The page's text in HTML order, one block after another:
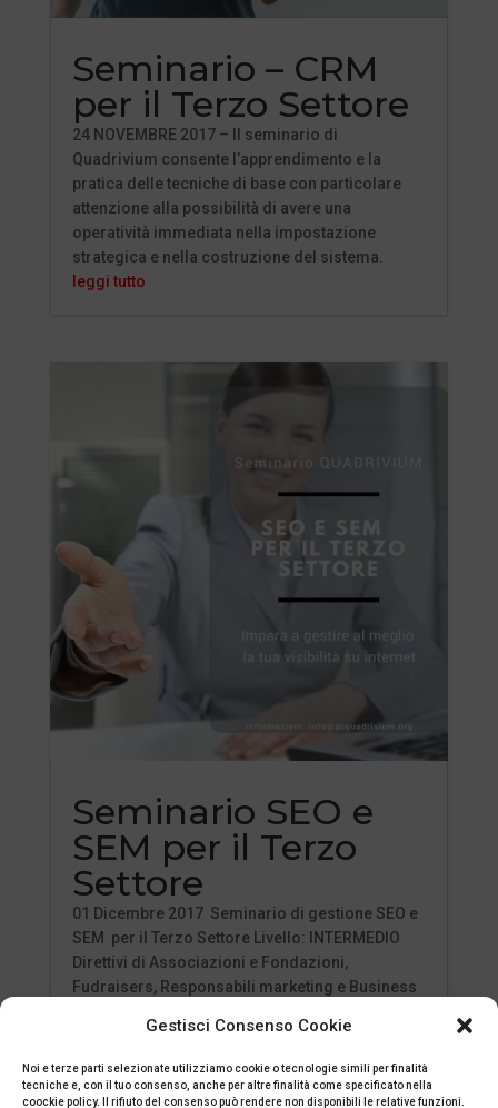
Gestisci Consenso Cookie
Noi e terze parti selezionate utilizziamo cookie o tecnologie simili per finalità
tecniche e, con il tuo consenso, anche per altre finalità come specificato nella
coockie policy. Il rifiuto del consenso può rendere non disponibili le relative funzioni.
Seminario – CRM
per il Terzo Settore
24 NOVEMBRE 2017 – Il seminario di
Quadrivium consente l’apprendimento e la
pratica delle tecniche di base con particolare
attenzione alla possibilità di avere una
operatività immediata nella impostazione
strategica e nella costruzione del sistema.
leggi tutto
Seminario SEO e
SEM per il Terzo
Settore
01 Dicembre 2017 Seminario di gestione SEO e
SEM per il Terzo Settore Livello: INTERMEDIO
Direttivi di Associazioni e Fondazioni,
Fudraisers, Responsabili marketing e Business
adesioni con funzioni di marketing digitale....
leggi tutto